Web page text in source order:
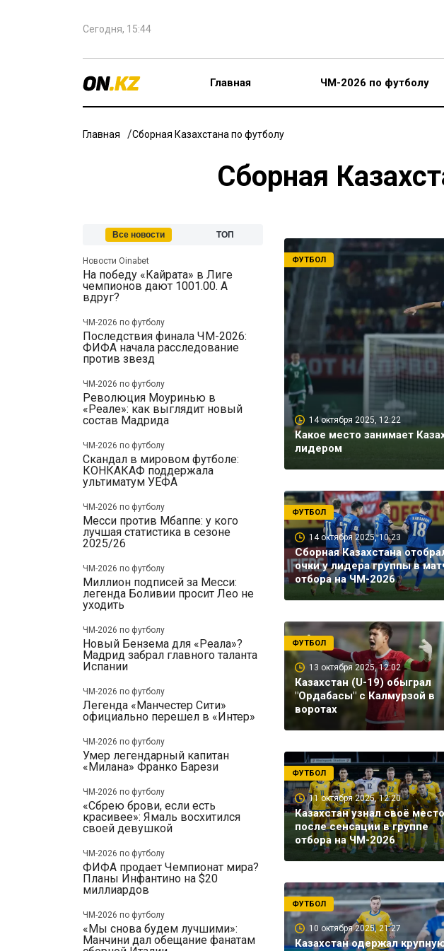
Сегодня, 15:44
Главная ЧМ-2026 по футболу
Главная Сборная Казахстана по футболу
Сборная
Все новости ТОП
Новости Oinabet
На победу «Кайрата» в Лиге
чемпионов дают 1001.00. А
вдруг?
ЧМ-2026 по футболу
Последствия финала ЧМ-2026:
ФИФА начала расследование
против звезд
ЧМ-2026 по футболу
Революция Моуринью в
«Реале»: как выглядит новый
состав Мадрида
ЧМ-2026 по футболу
Скандал в мировом футболе:
КОНКАКАФ поддержала
ультиматум УЕФА
ЧМ-2026 по футболу
Месси против Мбаппе: у кого
лучшая статистика в сезоне
2025/26
ЧМ-2026 по футболу
Миллион подписей за Месси:
легенда Боливии просит Лео не
уходить
ЧМ-2026 по футболу
Новый Бензема для «Реала»?
Мадрид забрал главного таланта
Испании
ЧМ-2026 по футболу
Легенда «Манчестер Сити»
официально перешел в «Интер»
ЧМ-2026 по футболу
Умер легендарный капитан
«Милана» Франко Барези
ЧМ-2026 по футболу
«Сбрею брови, если есть
красивее»: Ямаль восхитился
своей девушкой
ЧМ-2026 по футболу
ФИФА продает Чемпионат мира?
Планы Инфантино на $20
миллиардов
ЧМ-2026 по футболу
«Мы снова будем лучшими»:
Манчини дал обещание фанатам
14 октября 2025, 12:22
Какое место занимает
лидером
ФУТБОЛ
14 октября 2025, 10:23
Сборная Казахстана
очки у лидера группы в
отбора на ЧМ-2026
ФУТБОЛ
13 октября 2025, 12:02
Казахстан (U-19) обыграл
"Ордабасы" с Калмурзой в
воротах
ФУТБОЛ
11 октября 2025, 12:20
Казахстан узнал своё место
после сенсации в группе
отбора на ЧМ-2026
ФУТБОЛ
10 октября 2025, 21:27
Казахстан одержал
ФУТБОЛ